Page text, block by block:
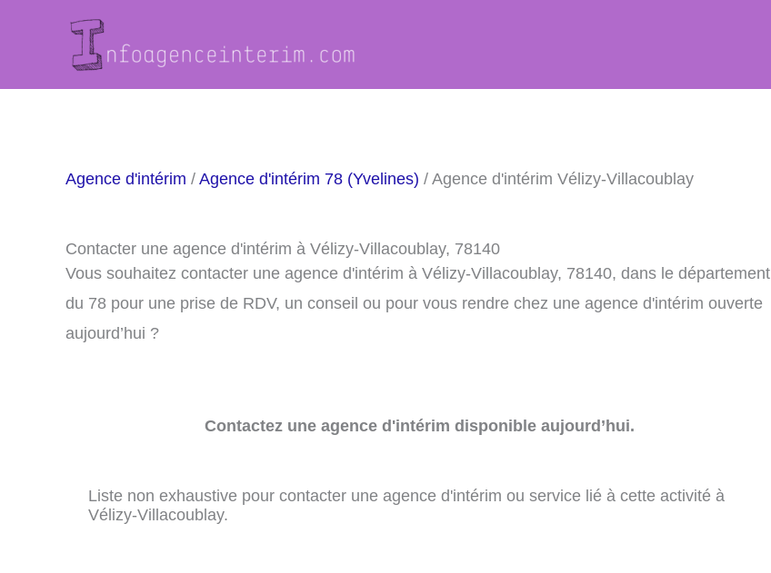
Agence d'intérim / Agence d'intérim 78 (Yvelines) / Agence d'intérim Vélizy-Villacoublay
Contacter une agence d'intérim à Vélizy-Villacoublay, 78140
Vous souhaitez contacter une agence d'intérim à Vélizy-Villacoublay, 78140, dans le département
du 78 pour une prise de RDV, un conseil ou pour vous rendre chez une agence d'intérim ouverte
aujourd’hui ?
Contactez une agence d'intérim disponible aujourd’hui.
Liste non exhaustive pour contacter une agence d'intérim ou service lié à cette activité à
Vélizy-Villacoublay.